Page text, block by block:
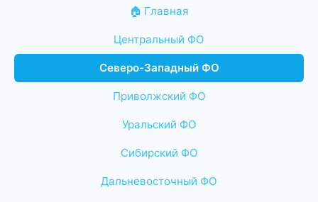
🏠 Главная
Центральный ФО
Северо-Западный ФО
Приволжский ФО
Уральский ФО
Сибирский ФО
Дальневосточный ФО